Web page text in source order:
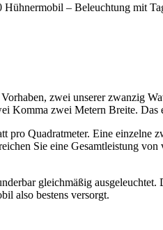
Hühnermobil – Beleuchtung mit
zwei unserer zwanzig
zwei Metern Breite. Das
Quadratmeter. Eine einzelne
Sie eine Gesamtleistung
gleichmäßig
also bestens versorgt.